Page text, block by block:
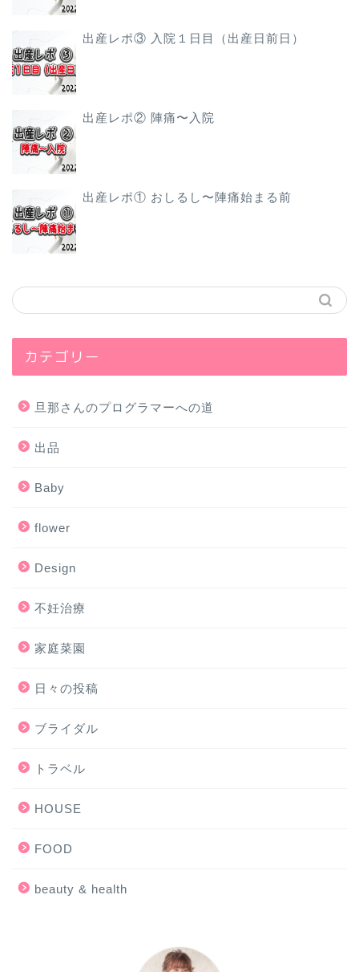
出産レポ③ 入院１日目（出産日前日）
出産レポ② 陣痛〜入院
出産レポ① おしるし〜陣痛始まる前
カテゴリー
旦那さんのプログラマーへの道
出品
Baby
flower
Design
不妊治療
家庭菜園
日々の投稿
ブライダル
トラベル
HOUSE
FOOD
beauty & health